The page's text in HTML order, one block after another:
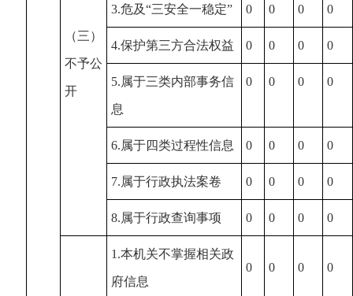
（三）
不予公
开
3.危及“三安全一稳定” 0 0 0 0
4.保护第三方合法权益 0 0 0 0
5.属于三类内部事务信
息
0 0 0 0
6.属于四类过程性信息 0 0 0 0
7.属于行政执法案卷 0 0 0 0
8.属于行政查询事项 0 0 0 0
1.本机关不掌握相关政
府信息
0 0 0 0